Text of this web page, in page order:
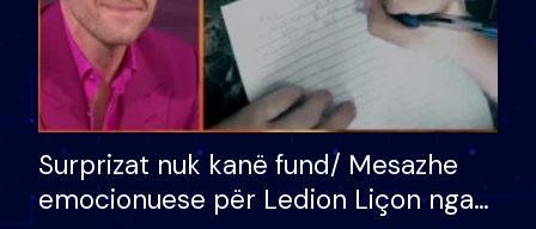
Surprizat nuk kanë fund/ Mesazhe
emocionuese për Ledion Liçon nga